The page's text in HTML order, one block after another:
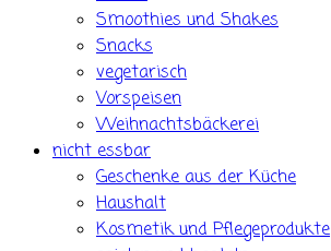
Smoothies und Shakes
Snacks
vegetarisch
Vorspeisen
Weihnachtsbäckerei
nicht essbar
Geschenke aus der Küche
Haushalt
Kosmetik und Pflegeprodukte